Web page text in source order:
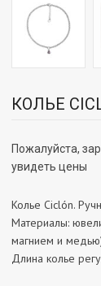
КОЛЬЕ
Пожалуйста,
увидеть цены
Колье Ciclón.
Материалы:
магнием и
Длина колье